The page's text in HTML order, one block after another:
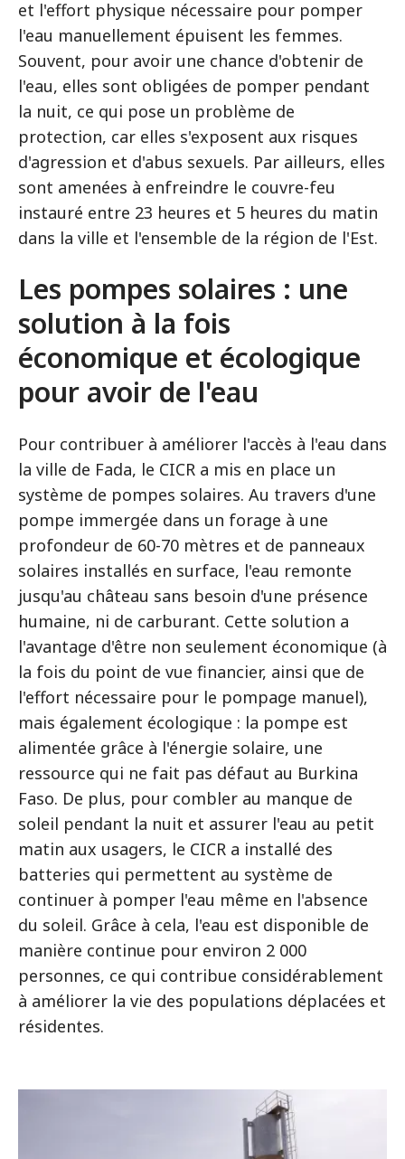
et l'effort physique nécessaire pour pomper
l'eau manuellement épuisent les femmes.
Souvent, pour avoir une chance d'obtenir de
l'eau, elles sont obligées de pomper pendant
la nuit, ce qui pose un problème de
protection, car elles s'exposent aux risques
d'agression et d'abus sexuels. Par ailleurs, elles
sont amenées à enfreindre le couvre-feu
instauré entre 23 heures et 5 heures du matin
dans la ville et l'ensemble de la région de l'Est.
Les pompes solaires : une
solution à la fois
économique et écologique
pour avoir de l'eau
Pour contribuer à améliorer l'accès à l'eau dans
la ville de Fada, le CICR a mis en place un
système de pompes solaires. Au travers d'une
pompe immergée dans un forage à une
profondeur de 60-70 mètres et de panneaux
solaires installés en surface, l'eau remonte
jusqu'au château sans besoin d'une présence
humaine, ni de carburant. Cette solution a
l'avantage d'être non seulement économique (à
la fois du point de vue financier, ainsi que de
l'effort nécessaire pour le pompage manuel),
mais également écologique : la pompe est
alimentée grâce à l'énergie solaire, une
ressource qui ne fait pas défaut au Burkina
Faso. De plus, pour combler au manque de
soleil pendant la nuit et assurer l'eau au petit
matin aux usagers, le CICR a installé des
batteries qui permettent au système de
continuer à pomper l'eau même en l'absence
du soleil. Grâce à cela, l'eau est disponible de
manière continue pour environ 2 000
personnes, ce qui contribue considérablement
à améliorer la vie des populations déplacées et
résidentes.